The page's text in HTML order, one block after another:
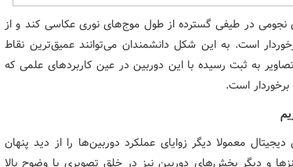
نجومی در طیفی گسترده از طول موج‌های نوری عکاسی کند و از
است. به این شکل دانشمندان می‌توانند عمیق‌ترین نقاط
به ثبت رسیده با این دوربین در عین کاربردهای علمی که
برخوردار است.
معمولا دیگر زوایای عملکرد دوربین‌ها را از دید پنهان
و دیگر بخش‌های دوربین نیز در خلق تصویری با وضوح بالا